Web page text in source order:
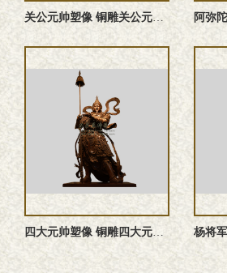
关公元帅塑像 铜雕关公元帅 关公元帅雕塑 关公元帅神像